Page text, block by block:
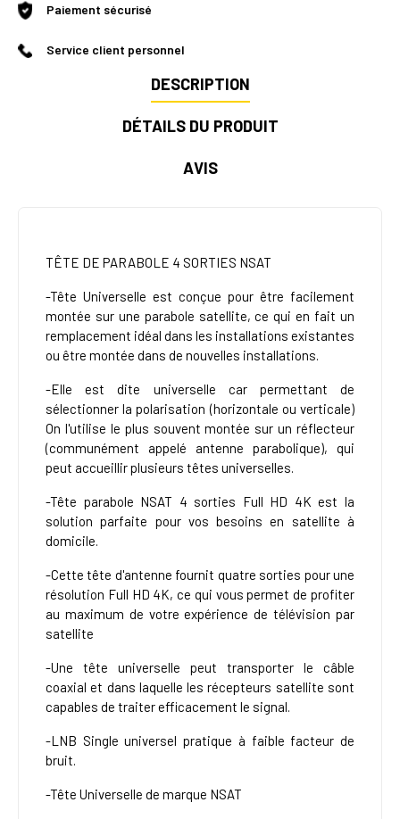
Paiement sécurisé
Service client personnel
DESCRIPTION
DÉTAILS DU PRODUIT
AVIS
TÊTE DE PARABOLE 4 SORTIES NSAT
-Tête Universelle est conçue pour être facilement
montée sur une parabole satellite, ce qui en fait un
remplacement idéal dans les installations existantes
ou être montée dans de nouvelles installations.
-Elle est dite universelle car permettant de
sélectionner la polarisation (horizontale ou verticale)
On l'utilise le plus souvent montée sur un réflecteur
(communément appelé antenne parabolique), qui
peut accueillir plusieurs têtes universelles.
-Tête parabole NSAT 4 sorties Full HD 4K est la
solution parfaite pour vos besoins en satellite à
domicile.
-Cette tête d'antenne fournit quatre sorties pour une
résolution Full HD 4K, ce qui vous permet de profiter
au maximum de votre expérience de télévision par
satellite
-Une tête universelle peut transporter le câble
coaxial et dans laquelle les récepteurs satellite sont
capables de traiter efficacement le signal.
-LNB Single universel pratique à faible facteur de
bruit.
-Tête Universelle de marque NSAT